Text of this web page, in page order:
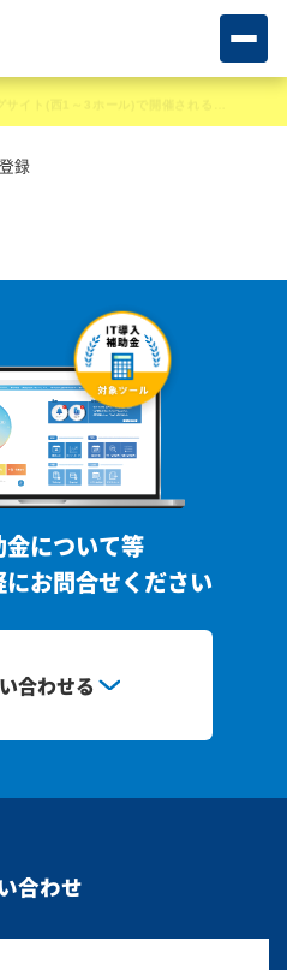
録
について等
お問合せください
合わせる
合わせ